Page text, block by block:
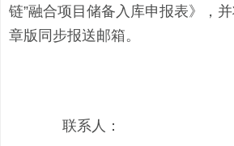
链”融合项目储备入库申报表》，
章版同步报送邮箱。
联系人：